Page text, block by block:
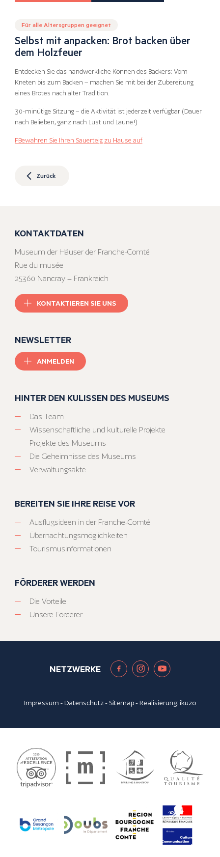
Für alle Altersgruppen geeignet
Selbst mit anpacken: Brot backen über
dem Holzfeuer
Entdecken Sie das handwerkliche Können des Bäckers: Vom
Kneten bis zum Backen – machen Sie mit bei der Zubereitung
eines Brotes nach alter Tradition.
30-minütige Sitzung – die Aktivität ist jederzeit verfügbar (Dauer
nach Belieben, ganz nach Lust und Laune!)
FBewahren Sie Ihren Sauerteig zu Hause auf
Zurück
KONTAKTDATEN
Museum der Häuser der Franche-Comté
Rue du musée
25360 Nancray – Frankreich
KONTAKTIEREN SIE UNS
NEWSLETTER
ANMELDEN
HINTER DEN KULISSEN DES MUSEUMS
Das Team
Wissenschaftliche und kulturelle Projekte
Projekte des Museums
Die Geheimnisse des Museums
Verwaltungsakte
BEREITEN SIE IHRE REISE VOR
Ausflugsideen in der Franche-Comté
Übernachtungsmöglichkeiten
Tourismusinformationen
FÖRDERER WERDEN
Die Vorteile
Unsere Förderer
NETZWERKE
Impressum -Datenschutz- Sitemap- Realisierung:ikuzo